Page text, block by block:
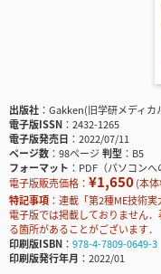
出版社
Gakken(旧学研メディカ
電子版ISSN
2432-1265
電子版発売日
2022/07/11
ページ数
98ページ判型
B5
フォーマット
PDF（パソコンへ
電子版販売価格： ¥1,650(本
特記事項
連載「第2種ME技術
電子版では掲載しておりません
る箇所があることがございます．
印刷版ISBN
978-4-7809-0649-3
印刷版発行年月
2022/01